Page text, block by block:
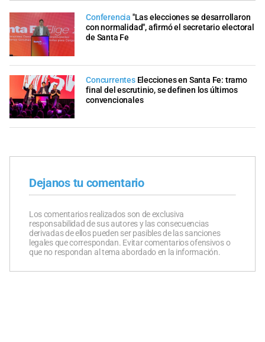
Conferencia "Las elecciones se desarrollaron
con normalidad", afirmó el secretario electoral
de Santa Fe
Concurrentes Elecciones en Santa Fe: tramo
final del escrutinio, se definen los últimos
convencionales
Dejanos tu comentario
Los comentarios realizados son de exclusiva
responsabilidad de sus autores y las consecuencias
derivadas de ellos pueden ser pasibles de las sanciones
legales que correspondan. Evitar comentarios ofensivos o
que no respondan al tema abordado en la información.